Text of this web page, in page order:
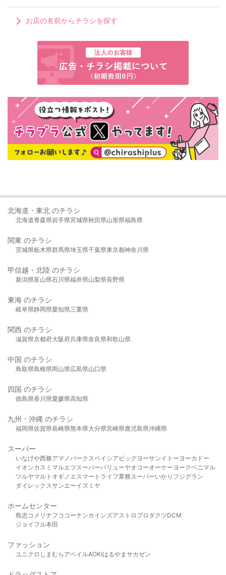
お店の名前からチラシを探す
北海道・東北 のチラシ
北海道青森県岩手県宮城県秋田県山形県福島県
関東 のチラシ
茨城県栃木県群馬県埼玉県千葉県東京都神奈川県
甲信越・北陸 のチラシ
新潟県富山県石川県福井県山梨県長野県
東海 のチラシ
岐阜県静岡県愛知県三重県
関西 のチラシ
滋賀県京都府大阪府兵庫県奈良県和歌山県
中国 のチラシ
鳥取県島根県岡山県広島県山口県
四国 のチラシ
徳島県香川県愛媛県高知県
九州・沖縄 のチラシ
福岡県佐賀県長崎県熊本県大分県宮崎県鹿児島県沖縄県
スーパー
いなげや西條アマノパークスベイシア ビッグヨーサンイトーヨーカドー
イオンカスミ マルエツスーパーバリューヤオコーオーケー ヨークベニマル
ツルヤマルト オギノ エスマート ライフ業務スーパーいかり フジグラン
ダイレックスサンエーイズミヤ
ホームセンター
島忠 コメリ ナフコ コーナンカインズアストロプロダクツDCM
ジョイフル本田
ファッション
ユニクロ しまむら アベイルAOKIはるやま サカゼン